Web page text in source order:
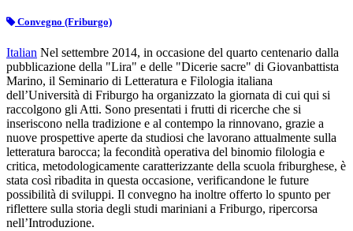
Convegno (Friburgo)
Italian Nel settembre 2014, in occasione del quarto centenario dalla
pubblicazione della "Lira" e delle "Dicerie sacre" di Giovanbattista
Marino, il Seminario di Letteratura e Filologia italiana
dell’Università di Friburgo ha organizzato la giornata di cui qui si
raccolgono gli Atti. Sono presentati i frutti di ricerche che si
inseriscono nella tradizione e al contempo la rinnovano, grazie a
nuove prospettive aperte da studiosi che lavorano attualmente sulla
letteratura barocca; la fecondità operativa del binomio filologia e
critica, metodologicamente caratterizzante della scuola friburghese, è
stata così ribadita in questa occasione, verificandone le future
possibilità di sviluppi. Il convegno ha inoltre offerto lo spunto per
riflettere sulla storia degli studi mariniani a Friburgo, ripercorsa
nell’Introduzione.